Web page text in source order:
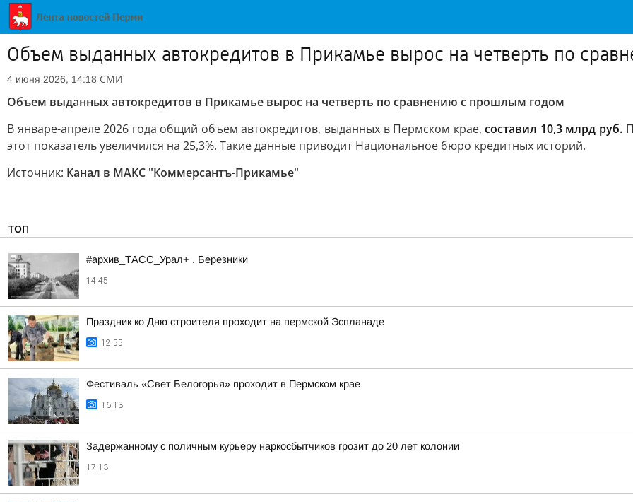
Объем выданных автокредитов в Прикамье вырос на четверть по
4 июня 2026, 14:18 СМИ
Объем выданных автокредитов в Прикамье вырос на четверть по сравнению с прошлым годом
В январе-апреле 2026 года общий объем автокредитов, выданных в Пермском крае,составил 10,3 млрд руб.
этот показатель увеличился на 25,3%. Такие данные приводит Национальное бюро кредитных историй.
Источник: Канал в МАКС "Коммерсантъ-Прикамье"
ТОП
#архив_ТАСС_Урал+ . Березники
14:45
Праздник ко Дню строителя проходит на пермской Эспланаде
12:55
Фестиваль «Свет Белогорья» проходит в Пермском крае
16:13
Задержанному с поличным курьеру наркосбытчиков грозит до 20 лет колонии
17:13